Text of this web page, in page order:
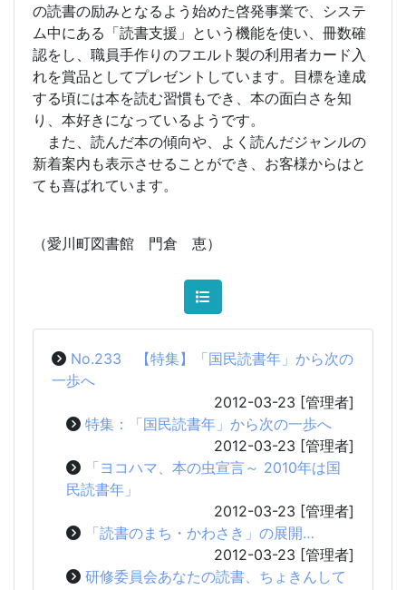
の読書の励みとなるよう始めた啓発事業で、システ
ム中にある「読書支援」という機能を使い、冊数確
認をし、職員手作りのフエルト製の利用者カード入
れを賞品としてプレゼントしています。目標を達成
する頃には本を読む習慣もでき、本の面白さを知
り、本好きになっているようです。
また、読んだ本の傾向や、よく読んだジャンルの
新着案内も表示させることができ、お客様からはと
ても喜ばれています。
（愛川町図書館 門倉 恵）
No.233 【特集】「国民読書年」から次の
一歩へ
2012-03-23 [管理者]
特集：「国民読書年」から次の一歩へ
2012-03-23 [管理者]
「ヨコハマ、本の虫宣言～ 2010年は国
民読書年」
2012-03-23 [管理者]
「読書のまち・かわさき」の展開…
2012-03-23 [管理者]
研修委員会あなたの読書、ちょきんして